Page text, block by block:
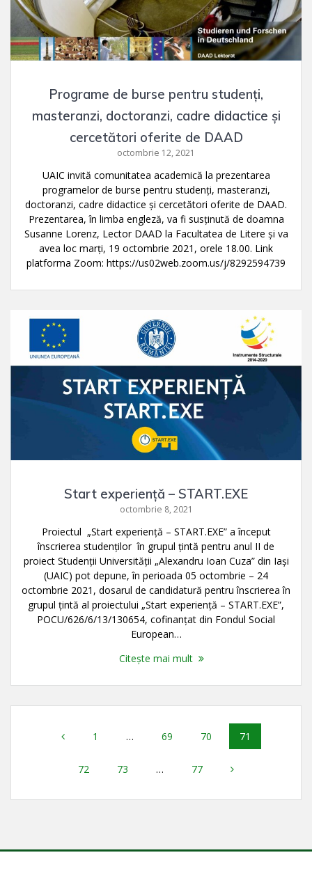
Programe de burse pentru studenți,
masteranzi, doctoranzi, cadre didactice și
cercetători oferite de DAAD
octombrie 12, 2021
UAIC invită comunitatea academică la prezentarea
programelor de burse pentru studenți, masteranzi,
doctoranzi, cadre didactice și cercetători oferite de DAAD.
Prezentarea, în limba engleză, va fi susținută de doamna
Susanne Lorenz, Lector DAAD la Facultatea de Litere și va
avea loc marți, 19 octombrie 2021, orele 18.00. Link
platforma Zoom: https://us02web.zoom.us/j/8292594739
Start experienţă – START.EXE
octombrie 8, 2021
Proiectul „Start experienţă – START.EXE” a început
înscrierea studenților în grupul țintă pentru anul II de
proiect Studenții Universității „Alexandru Ioan Cuza” din Iași
(UAIC) pot depune, în perioada 05 octombrie – 24
octombrie 2021, dosarul de candidatură pentru înscrierea în
grupul țintă al proiectului „Start experienţă – START.EXE”,
POCU/626/6/13/130654, cofinanţat din Fondul Social
European…
Citește mai mult
articole
Pagină
1 … Pagină
69 Pagină
70 Pagină
71
Pagină
72 Pagină
73 … Pagină
77